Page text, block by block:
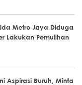
Metro Jaya Diduga
Lakukan Pemulihan
Aspirasi Buruh, Minta